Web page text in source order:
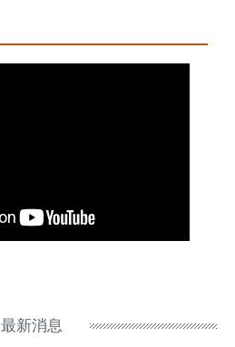
最新消息